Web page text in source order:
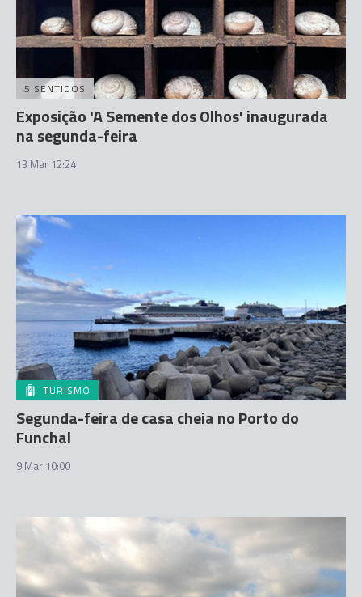
5 SENTIDOS
Exposição 'A Semente dos Olhos' inaugurada
na segunda-feira
13 Mar 12:24
TURISMO
Segunda-feira de casa cheia no Porto do
Funchal
9 Mar 10:00